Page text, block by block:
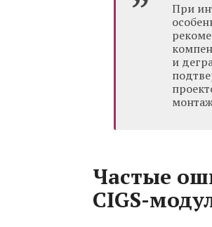
При
и
Частые
CIGS-